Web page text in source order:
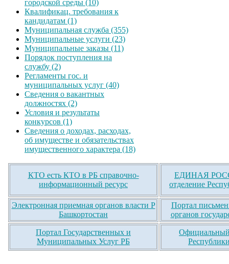
городской среды (10)
Квалификац. требования к
кандидатам (1)
Муниципальная служба (355)
Муниципальные услуги (23)
Муниципальные заказы (11)
Порядок поступления на
службу (2)
Регламенты гос. и
муниципальных услуг (40)
Сведения о вакантных
должностях (2)
Условия и результаты
конкурсов (1)
Сведения о доходах, расходах,
об имуществе и обязательствах
имущественного характера (18)
КТО есть КТО в РБ справочно-
информационный ресурс
ЕДИНАЯ
отделение
Электронная приемная органов власти Р
Башкортостан
Портал
органов
Портал Государственных и
Муниципальных Услуг РБ
Официальный